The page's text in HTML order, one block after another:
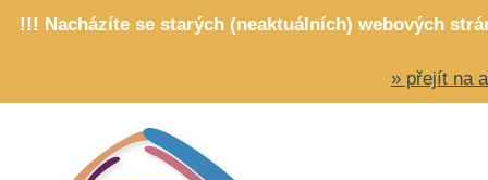
!!! Nacházíte se starých (neaktuálních) webových
» přejít na